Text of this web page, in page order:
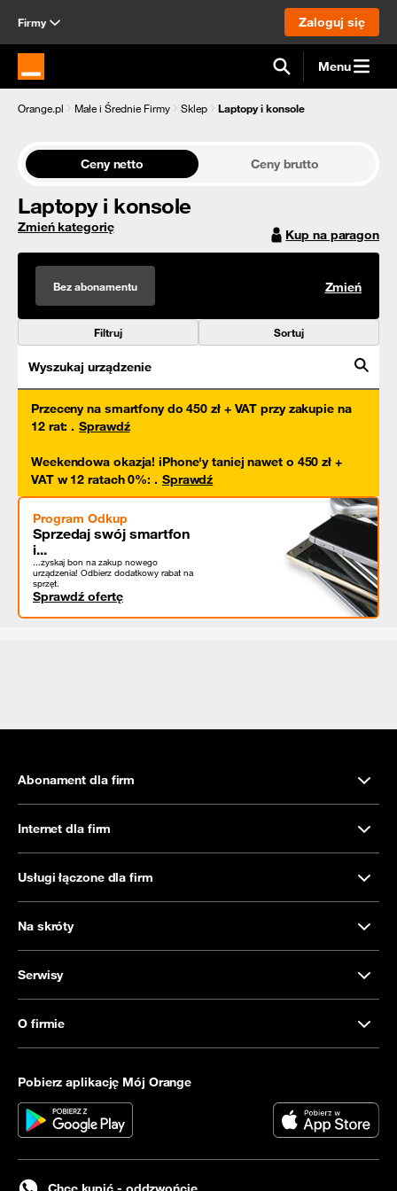
Firmy Zaloguj się
Strona główna Orange.pl Menu
Orange.pl Małe i Średnie Firmy Sklep Laptopy i konsole
Ceny netto Ceny brutto
Laptopy i konsole
Zmień kategorię Kup na paragon
Bez abonamentu Zmień
Filtruj Sortuj
Wyszukaj urządzenie
Przeceny na smartfony do 450 zł + VAT przy zakupie na
12 rat: . Sprawdź
Weekendowa okazja! iPhone'y taniej nawet o 450 zł +
VAT w 12 ratach 0%: . Sprawdź
Program Odkup
Sprzedaj swój smartfon
i...
...zyskaj bon na zakup nowego
urządzenia! Odbierz dodatkowy rabat na
sprzęt.
Sprawdź ofertę
Abonament dla firm
Internet dla firm
Usługi łączone dla firm
Na skróty
Serwisy
O firmie
Pobierz aplikację Mój Orange